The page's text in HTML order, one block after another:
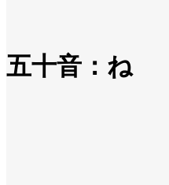
五十音：ね